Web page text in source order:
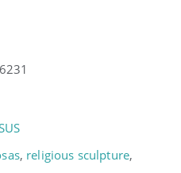
, religious sculpture,